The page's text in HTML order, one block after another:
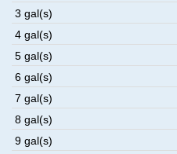
3 gal(s)
4 gal(s)
5 gal(s)
6 gal(s)
7 gal(s)
8 gal(s)
9 gal(s)